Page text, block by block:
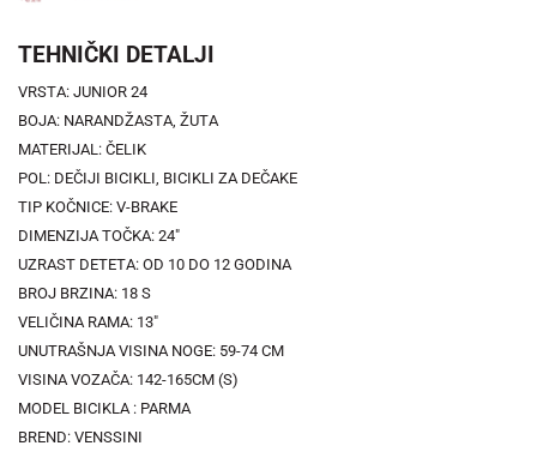
TEHNIČKI DETALJI
VRSTA: JUNIOR 24
BOJA: NARANDŽASTA, ŽUTA
MATERIJAL: ČELIK
POL: DEČIJI BICIKLI, BICIKLI ZA DEČAKE
TIP KOČNICE: V-BRAKE
DIMENZIJA TOČKA: 24"
UZRAST DETETA: OD 10 DO 12 GODINA
BROJ BRZINA: 18 S
VELIČINA RAMA: 13"
UNUTRAŠNJA VISINA NOGE: 59-74 CM
VISINA VOZAČA: 142-165CM (S)
MODEL BICIKLA : PARMA
BREND: VENSSINI